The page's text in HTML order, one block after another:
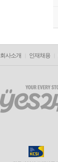
회사소개 인재채용